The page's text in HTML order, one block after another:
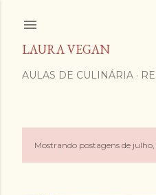
LAURA VEGAN
AULAS DE CULINÁRIA
PMostrando postagens de